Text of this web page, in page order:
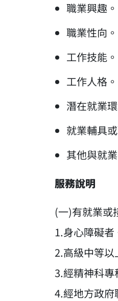
職業興趣。
職業性向。
工作技能。
工作人格。
潛在就業
就業輔具
其他與就
服務說明
(一)有就業或
1.身心障礙者
2.高級中等以
3.經精神科專
4.經地方政府